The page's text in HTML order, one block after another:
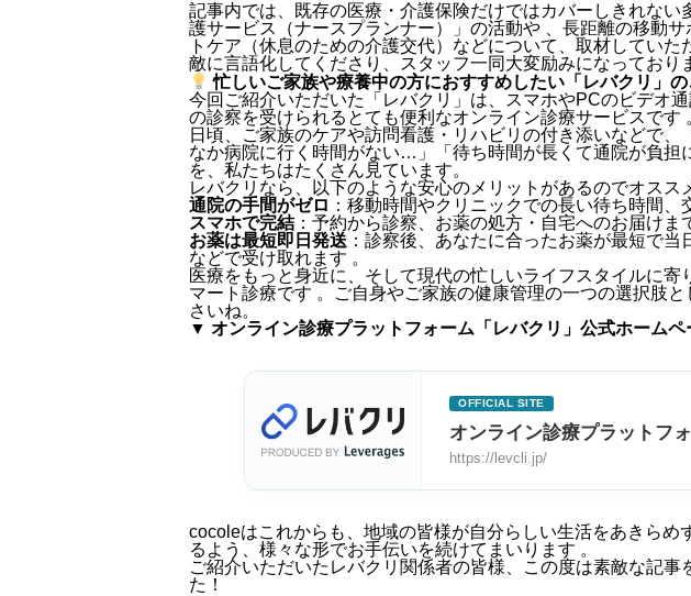
記事内では、既存の医療・介護保険だけではカバーしきれない
護サービス（ナースプランナー）」の活動や 、長距離の移動
トケア（休息のための介護交代）などについて、取材してい
敵に言語化してくださり、スタッフ一同大変励みになっており
忙しいご家族や療養中の方におすすめしたい「レバクリ」
今回ご紹介いただいた「レバクリ」は、スマホやPCのビデオ
の診察を受けられるとても便利なオンライン診療サービスです
日頃、ご家族のケアや訪問看護・リハビリの付き添いなどで
なか病院に行く時間がない…」「待ち時間が長くて通院が負担
を、私たちはたくさん見ています。
レバクリなら、以下のような安心のメリットがあるのでオスス
通院の手間がゼロ ：移動時間やクリニックでの長い待ち時間、
スマホで完結 ：予約から診察、お薬の処方・自宅へのお届けま
お薬は最短即日発送 ：診察後、あなたに合ったお薬が最短で
などで受け取れます 。
医療をもっと身近に、そして現代の忙しいライフスタイルに寄
マート診療です 。ご自身やご家族の健康管理の一つの選択肢
さいね。
▼ オンライン診療プラットフォーム「レバクリ」公式ホームペ
OFFICIAL SITE
オンライン診療プラットフ
https://levcli.jp/
cocoleはこれからも、地域の皆様が自分らしい生活をあきらめ
るよう、様々な形でお手伝いを続けてまいります 。
ご紹介いただいたレバクリ関係者の皆様、この度は素敵な記事
た！